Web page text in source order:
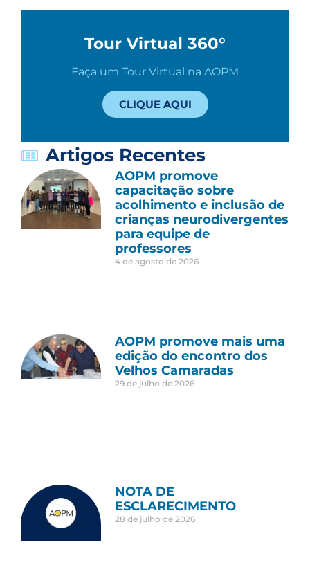
Tour Virtual 360°
Faça um Tour Virtual na AOPM
CLIQUE AQUI
Artigos Recentes
AOPM promove
capacitação sobre
acolhimento e inclusão de
crianças neurodivergentes
para equipe de
professores
4 de agosto de 2026
AOPM promove mais uma
edição do encontro dos
Velhos Camaradas
29 de julho de 2026
NOTA DE
ESCLARECIMENTO
28 de julho de 2026